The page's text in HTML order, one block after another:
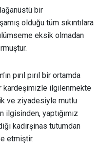
bir
olduğu tüm sıkıntılara
eksik olmadan
pırıl pırıl bir ortamda
kardeşimizle ilgilenmekte
ve ziyadesiyle mutlu
yaptığımız
kadirşinas tutumdan
etmiştir.